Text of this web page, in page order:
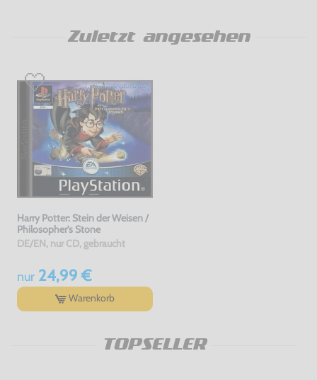
Zuletzt angesehen
Harry Potter: Stein der Weisen /
Philosopher's Stone
DE/EN, nur CD, gebraucht
nur24,99 €
Warenkorb
TOPSELLER